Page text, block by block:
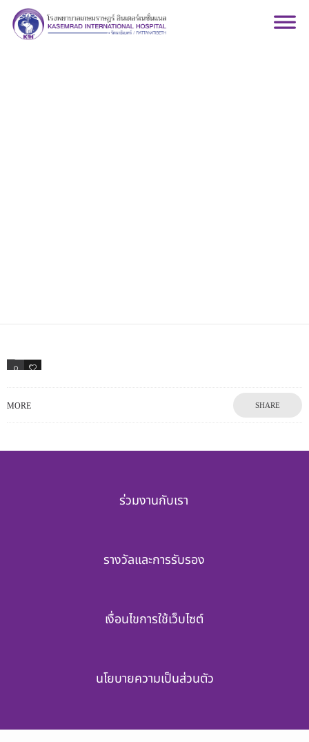
0 2
MORE SHARE
ร่วมงานกับเรา
รางวัลและการรับรอง
เงื่อนไขการใช้เว็บไซต์
นโยบายความเป็นส่วนตัว